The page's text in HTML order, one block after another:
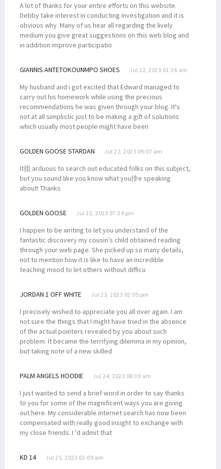
A lot of thanks for your entire efforts on this website.
Debby take interest in conducting investigation and it is
obvious why. Many of us hear all regarding the lively
medium you give great suggestions on this web blog and
in addition improve participatio
GIANNIS ANTETOKOUNMPO SHOES Jul 22, 2023 01:36 am
My husband and i got excited that Edward managed to
carry out his homework while using the precious
recommendations he was given through your blog. It's
not at all simplistic just to be making a gift of solutions
which usually most people might have been
GOLDEN GOOSE STARDAN Jul 22, 2023 09:07 am
It抯 arduous to search out educated folks on this subject,
but you sound like you know what you抮e speaking
about! Thanks
GOLDEN GOOSE Jul 22, 2023 07:39 pm
I happen to be writing to let you understand of the
fantastic discovery my cousin's child obtained reading
through your web page. She picked up so many details,
not to mention how it is like to have an incredible
teaching mood to let others without difficu
JORDAN 1 OFF WHITE Jul 23, 2023 02:05 pm
I precisely wished to appreciate you all over again. I am
not sure the things that I might have tried in the absence
of the actual pointers revealed by you about such
problem. It became the terrifying dilemma in my opinion,
but taking note of a new skilled
PALM ANGELS HOODIE Jul 24, 2023 08:39 am
I just wanted to send a brief word in order to say thanks
to you for some of the magnificent ways you are giving
out here. My considerable internet search has now been
compensated with really good insight to exchange with
my close friends. I 'd admit that
KD 14 Jul 25, 2023 03:09 am